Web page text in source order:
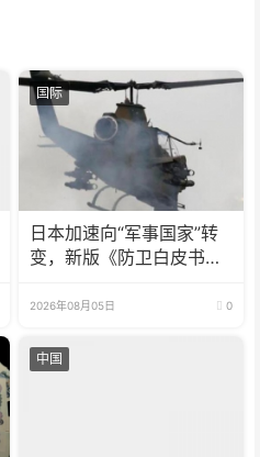
国际
日本加速向“军事国家”转
变，新版《防卫白皮书》
2026年08月05日 0
中国